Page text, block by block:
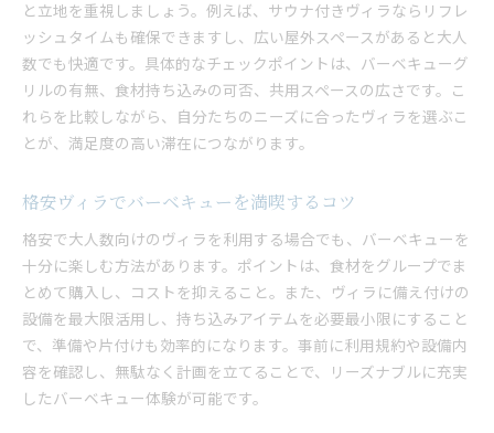
と立地を重視しましょう。例えば、サウナ付きヴィラならリフレ
ッシュタイムも確保できますし、広い屋外スペースがあると大人
数でも快適です。具体的なチェックポイントは、バーベキューグ
リルの有無、食材持ち込みの可否、共用スペースの広さです。こ
れらを比較しながら、自分たちのニーズに合ったヴィラを選ぶこ
とが、満足度の高い滞在につながります。
格安ヴィラでバーベキューを満喫するコツ
格安で大人数向けのヴィラを利用する場合でも、バーベキューを
十分に楽しむ方法があります。ポイントは、食材をグループでま
とめて購入し、コストを抑えること。また、ヴィラに備え付けの
設備を最大限活用し、持ち込みアイテムを必要最小限にすること
で、準備や片付けも効率的になります。事前に利用規約や設備内
容を確認し、無駄なく計画を立てることで、リーズナブルに充実
したバーベキュー体験が可能です。